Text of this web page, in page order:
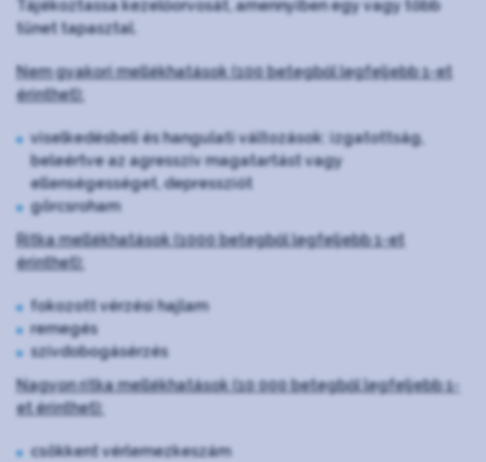
Tájékoztassa kezelőorvosát, amennyiben egy vagy több
tünet tapasztal.
Nem gyakori mellékhatások (100 betegből legfeljebb 1-et
érinthet):
viselkedésbeli és hangulati változások: izgatottság,
beleértve az agresszív magatartást vagy
ellenségességet, depressziót
görcsroham
Ritka mellékhatások (1000 betegből legfeljebb 1-et
érinthet):
fokozott vérzési hajlam
remegés
szívdobogásérzés
Nagyon ritka mellékhatások (10 000 betegből legfeljebb 1-
et érinthet):
csökkent vérlemezkeszám